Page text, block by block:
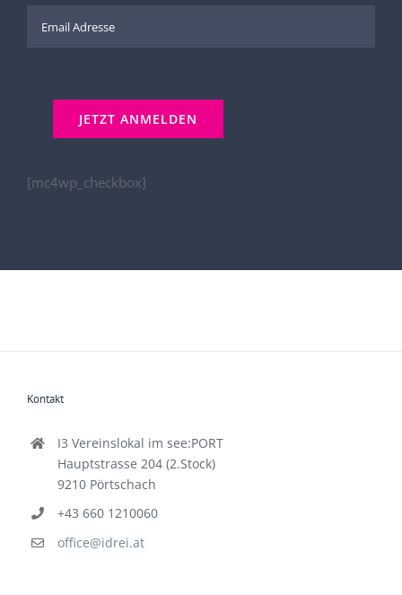
[mc4wp_checkbox]
Kontakt
I3 Vereinslokal im see:PORT
Hauptstrasse 204 (2.Stock)
9210 Pörtschach
+43 660 1210060
office@idrei.at